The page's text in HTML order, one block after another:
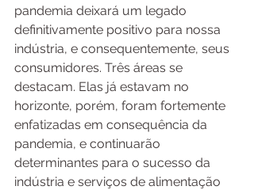
pandemia deixará um legado
definitivamente positivo para nossa
indústria, e consequentemente, seus
consumidores. Três áreas se
destacam. Elas já estavam no
horizonte, porém, foram fortemente
enfatizadas em consequência da
pandemia, e continuarão
determinantes para o sucesso da
indústria e serviços de alimentação